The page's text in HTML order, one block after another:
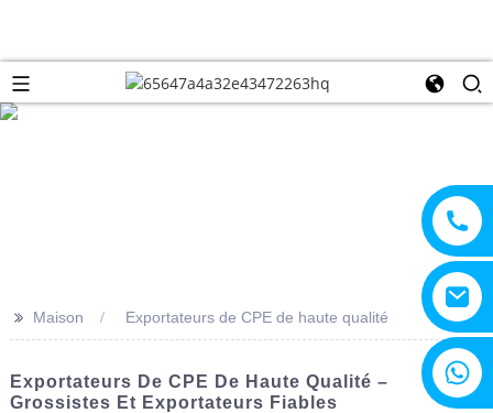
>> Maison Exportateurs de CPE de haute qualité
Exportateurs De CPE De Haute Qualité –
Grossistes Et Exportateurs Fiables